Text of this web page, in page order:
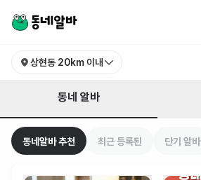
상현동 20km 이내
동네 알바
동네알바 추천 최근 등록된 단기 알바